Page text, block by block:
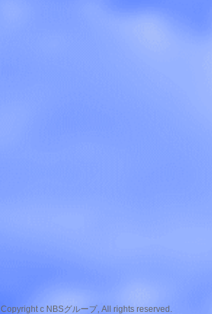
Copyright c NBSグループ, All rights reserved.